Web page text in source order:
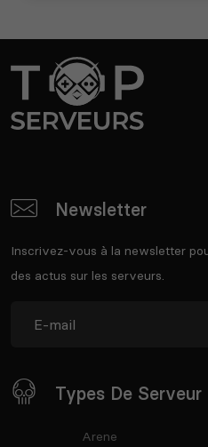
Newsletter
Inscrivez-vous à la newsletter
des actus sur les serveurs.
Types De Serveur
Arene